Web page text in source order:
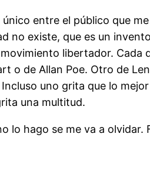
entre el público que
no existe, que es un
libertador. Cada
o de Allan Poe. Otro de
uno grita que lo
una multitud.
lo hago se me va a olvidar.